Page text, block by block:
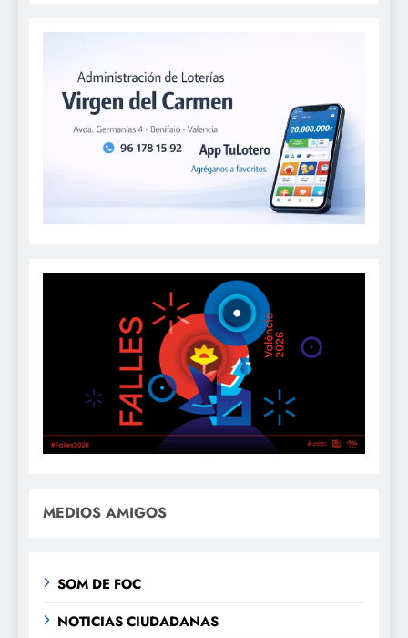
MEDIOS AMIGOS
SOM DE FOC
NOTICIAS CIUDADANAS